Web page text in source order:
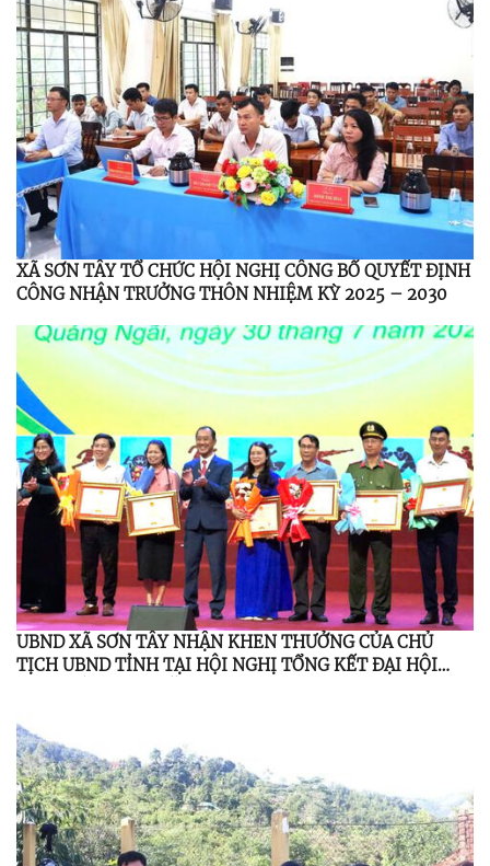
XÃ SƠN TÂY TỔ CHỨC HỘI NGHỊ CÔNG BỐ QUYẾT ĐỊNH
CÔNG NHẬN TRƯỞNG THÔN NHIỆM KỲ 2025 – 2030
UBND XÃ SƠN TÂY NHẬN KHEN THƯỞNG CỦA CHỦ
TỊCH UBND TỈNH TẠI HỘI NGHỊ TỔNG KẾT ĐẠI HỘI